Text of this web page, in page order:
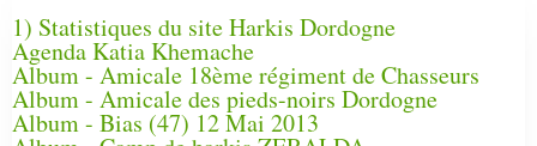
1) Statistiques du site Harkis Dordogne
Agenda Katia Khemache
Album - Amicale 18ème régiment de Chasseurs
Album - Amicale des pieds-noirs Dordogne
Album - Bias (47) 12 Mai 2013